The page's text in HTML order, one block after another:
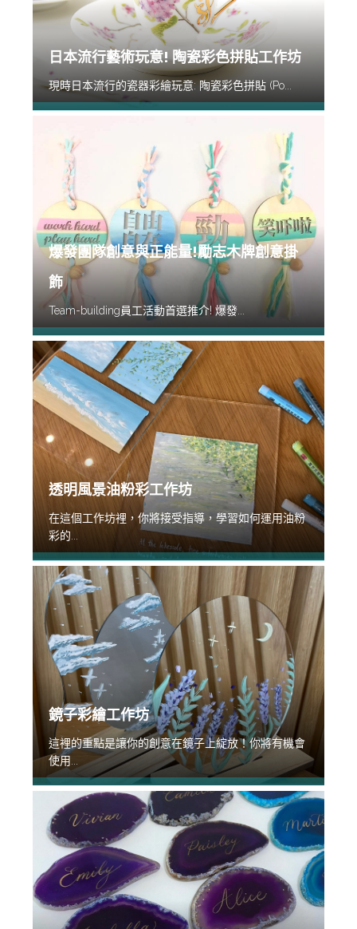
日本流行藝術玩意! 陶瓷彩色拼貼工作坊
現時日本流行的瓷器彩繪玩意: 陶瓷彩色拼貼 (Po...
爆發團隊創意與正能量!勵志木牌創意掛
飾
Team-building員工活動首選推介! 爆發...
透明風景油粉彩工作坊
在這個工作坊裡，你將接受指導，學習如何運用油粉
彩的...
鏡子彩繪工作坊
這裡的重點是讓你的創意在鏡子上綻放！你將有機會
使用...